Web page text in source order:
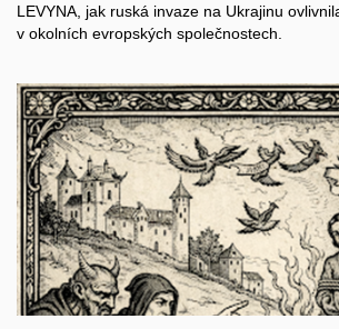
LEVYNA, jak ruská invaze na Ukrajinu
v okolních evropských společnostech.